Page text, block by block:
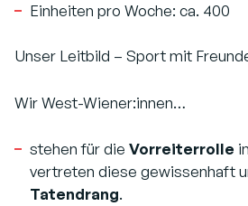
Einheiten pro Woche: ca. 400
Unser Leitbild – Sport mit
Wir West-Wiener:innen…
stehen für die Vorreiterrolle
vertreten diese gewissenhaft
Tatendrang.